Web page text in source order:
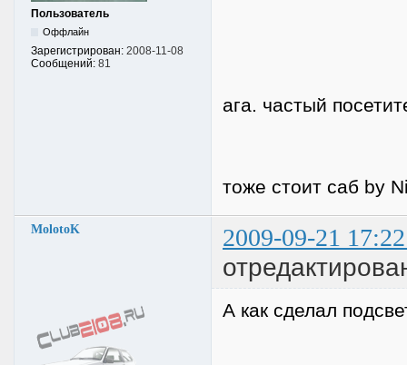
Пользователь
Оффлайн
Зарегистрирован: 2008-11-08
Сообщений: 81
ага. частый
тоже стоит саб by
MolotoK 2009-09-21
А как сделал